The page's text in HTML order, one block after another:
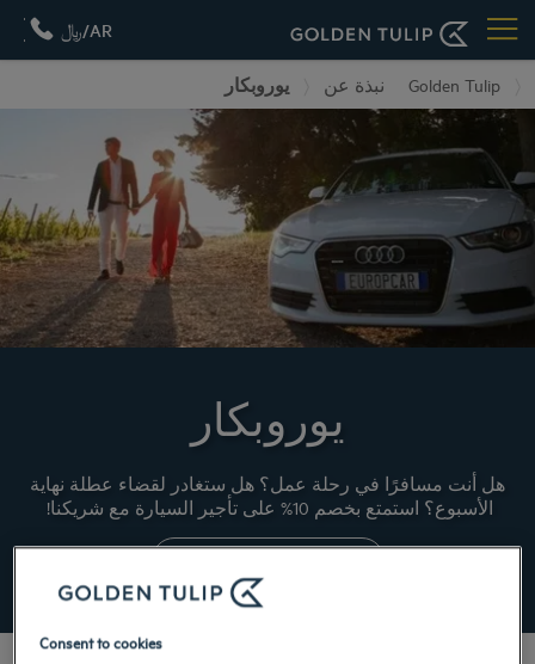
AR/﷼
Golden Tulip نبذة عن يوروبكار
يوروبكار
هل أنت مسافرًا في رحلة عمل؟ هل ستغادر لقضاء عطلة نهاية
الأسبوع؟ استمتع بخصم 10% على تأجير السيارة مع شريكنا!
Consent to cookies